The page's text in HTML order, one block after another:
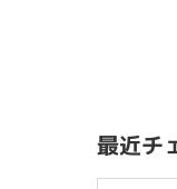
最近チ